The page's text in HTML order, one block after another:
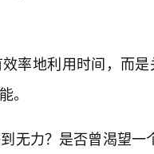
率地利用时间，而是
。
无力？是否曾渴望一